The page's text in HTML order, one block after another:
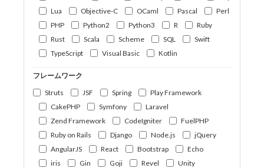
Lua
Objective-C OCaml Pascal
Perl
PHP
Python2 Python3 R
Ruby
Rust
Scala Scheme SQL
Swift
TypeScript
Visual Basic Kotlin
フレームワーク
Struts
JSF Spring
Play Framework
CakePHP
Symfony
Laravel
Zend Framework
CodeIgniter
FuelPHP
Ruby on Rails
Django Node.js
jQuery
AngularJS
React Bootstrap
Echo
iris
Gin Goji Revel
Unity